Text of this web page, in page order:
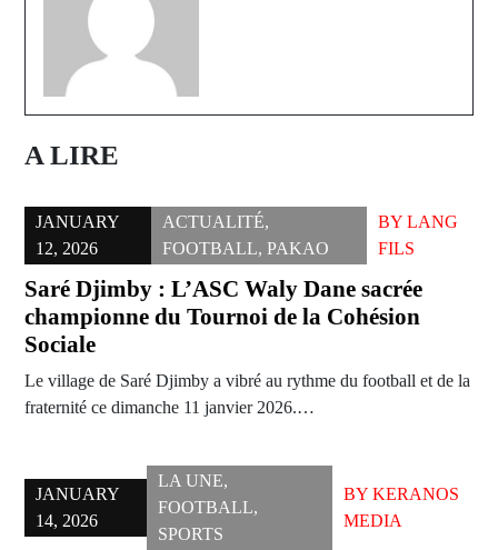
A LIRE
JANUARY
12, 2026
ACTUALITÉ,
FOOTBALL,PAKAO
BYLANG
FILS
Saré Djimby : L’ASC Waly Dane sacrée
championne du Tournoi de la Cohésion
Sociale
Le village de Saré Djimby a vibré au rythme du football et de la
fraternité ce dimanche 11 janvier 2026.…
JANUARY
14, 2026
LA UNE,
FOOTBALL,
SPORTS
BY KERANOS
MEDIA